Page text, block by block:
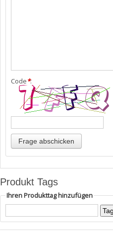
Code*:
Produkt Tags
Ihren Produkttag hinzufügen